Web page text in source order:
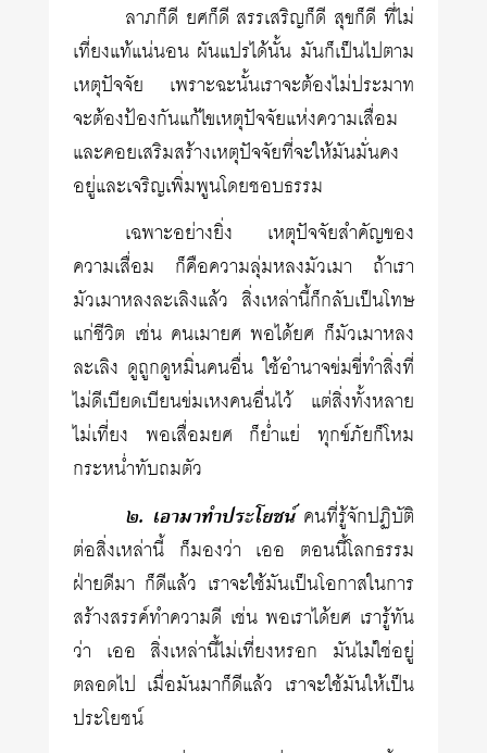
ลาภก็ดี ยศก็ดี สรรเสริญก็ดี สุขก็ดี ที่ไม่
เที่ยงแท้แน่นอน ผันแปรได้นั้น มันก็เป็นไปตาม
เหตุปัจจัย เพราะฉะนั้นเราจะต้องไม่ประมาท
จะต้องป้องกันแก้ไขเหตุปัจจัยแห่งความเสื่อม
และคอยเสริมสร้างเหตุปัจจัยที่จะให้มันมั่นคง
อยู่และเจริญเพิ่มพูนโดยชอบธรรม
เฉพาะอย่างยิ่ง เหตุปัจจัยสำคัญของ
ความเสื่อม ก็คือความลุ่มหลงมัวเมา ถ้าเรา
มัวเมาหลงละเลิงแล้ว สิ่งเหล่านี้ก็กลับเป็นโทษ
แก่ชีวิต เช่น คนเมายศ พอได้ยศ ก็มัวเมาหลง
ละเลิง ดูถูกดูหมิ่นคนอื่น ใช้อำนาจข่มขี่ทำสิ่งที่
ไม่ดีเบียดเบียนข่มเหงคนอื่นไว้ แต่สิ่งทั้งหลาย
ไม่เที่ยง พอเสื่อมยศ ก็ย่ำแย่ ทุกข์ภัยก็โหม
กระหน่ำทับถมตัว
๒. เอามาทำประโยชน์คนที่รู้จักปฏิบัติ
ต่อสิ่งเหล่านี้ ก็มองว่า เออ ตอนนี้โลกธรรม
ฝ่ายดีมา ก็ดีแล้ว เราจะใช้มันเป็นโอกาสในการ
สร้างสรรค์ทำความดี เช่น พอเราได้ยศ เรารู้ทัน
ว่า เออ สิ่งเหล่านี้ไม่เที่ยงหรอก มันไม่ใช่อยู่
ตลอดไป เมื่อมันมาก็ดีแล้ว เราจะใช้มันให้เป็น
ประโยชน์